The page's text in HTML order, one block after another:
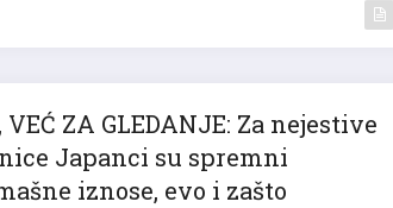
VEĆ ZA GLEDANJE: Za nejestive
Japanci su spremni
iznose, evo i zašto